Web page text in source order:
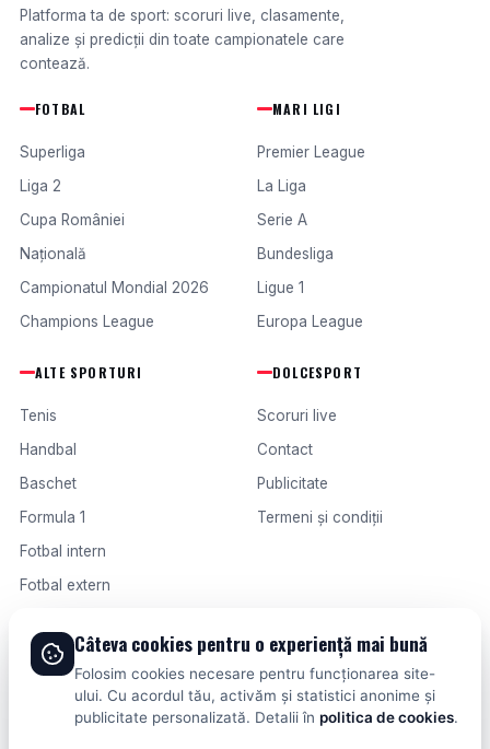
Platforma ta de sport: scoruri live, clasamente,
analize și predicții din toate campionatele care
contează.
FOTBAL
Superliga
Liga 2
Cupa României
Națională
Campionatul Mondial 2026
Champions League
MARI LIGI
Premier League
La Liga
Serie A
Bundesliga
Ligue 1
Europa League
ALTE SPORTURI
Tenis
Handbal
Baschet
Formula 1
Fotbal intern
Fotbal extern
DOLCESPORT
Scoruri live
Contact
Publicitate
Termeni și condiții
© 2026 DOLCESPORT. TOATE DREPTURILE REZERVATE.
SCORURI, CLASAMENTE ȘI ANALIZE DIN TOATE COMPETIȚIILE
Câteva cookies pentru o experiență mai bună
Folosim cookies necesare pentru funcționarea site-
ului. Cu acordul tău, activăm și statistici anonime și
publicitate personalizată. Detalii în politica de cookies.